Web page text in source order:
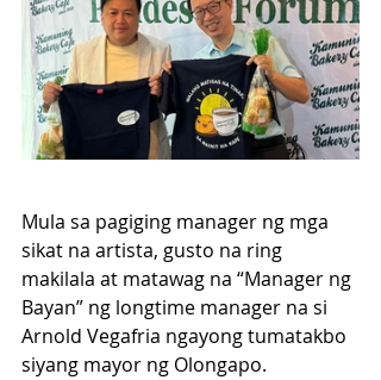
Mula sa pagiging manager ng mga
sikat na artista, gusto na ring
makilala at matawag na “Manager ng
Bayan” ng longtime manager na si
Arnold Vegafria ngayong tumatakbo
siyang mayor ng Olongapo.